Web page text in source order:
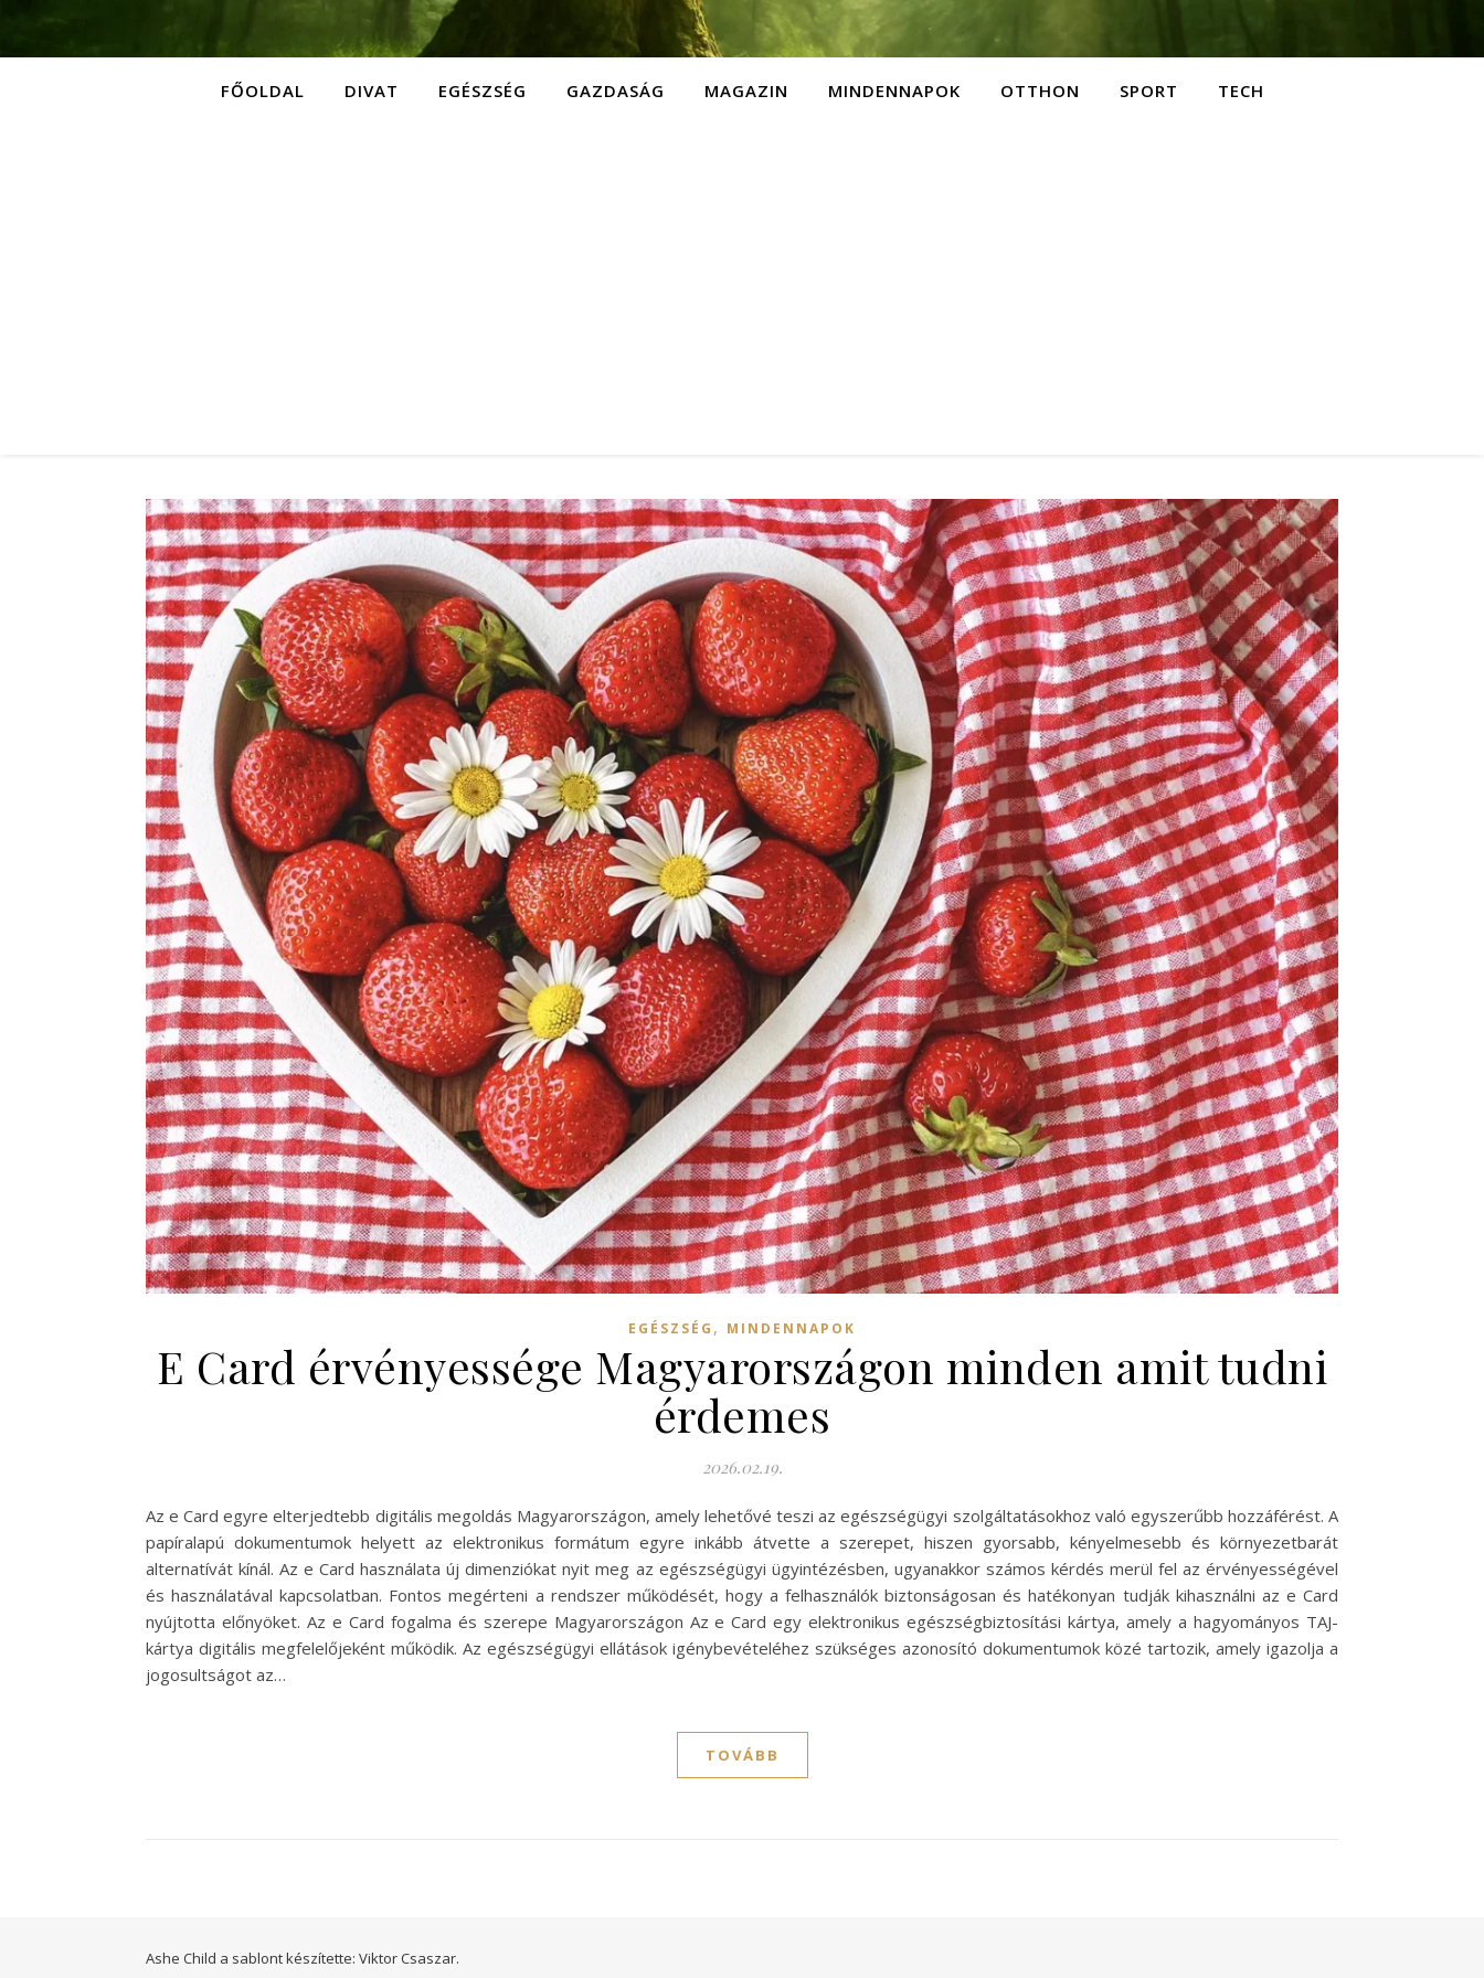
FŐOLDAL DIVAT EGÉSZSÉG GAZDASÁG MAGAZIN MINDENNAPOK OTTHON SPORT TECH
EGÉSZSÉG , MINDENNAPOK
E Card érvényessége Magyarországon minden amit tudni
érdemes
2026.02.19.
Az e Card egyre elterjedtebb digitális megoldás Magyarországon, amely lehetővé teszi az egészségügyi szolgáltatásokhoz való egyszerűbb hozzáférést. A
papíralapú dokumentumok helyett az elektronikus formátum egyre inkább átvette a szerepet, hiszen gyorsabb, kényelmesebb és környezetbarát
alternatívát kínál. Az e Card használata új dimenziókat nyit meg az egészségügyi ügyintézésben, ugyanakkor számos kérdés merül fel az érvényességével
és használatával kapcsolatban. Fontos megérteni a rendszer működését, hogy a felhasználók biztonságosan és hatékonyan tudják kihasználni az e Card
nyújtotta előnyöket. Az e Card fogalma és szerepe Magyarországon Az e Card egy elektronikus egészségbiztosítási kártya, amely a hagyományos TAJ-
kártya digitális megfelelőjeként működik. Az egészségügyi ellátások igénybevételéhez szükséges azonosító dokumentumok közé tartozik, amely igazolja a
jogosultságot az…
TOVÁBB
Ashe Child a sablont készítette: Viktor Csaszar.